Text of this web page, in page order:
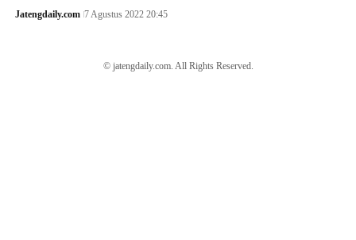
Jatengdaily.com 7 Agustus 2022 20:45
© jatengdaily.com. All Rights Reserved.